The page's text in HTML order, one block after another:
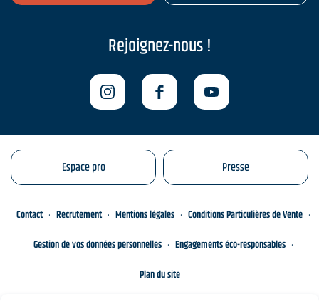
Rejoignez-nous !
Espace pro Presse
Contact Recrutement Mentions légales
Conditions Particulières de Vente
Gestion de vos données personnelles
Engagements éco-responsables
Plan du site